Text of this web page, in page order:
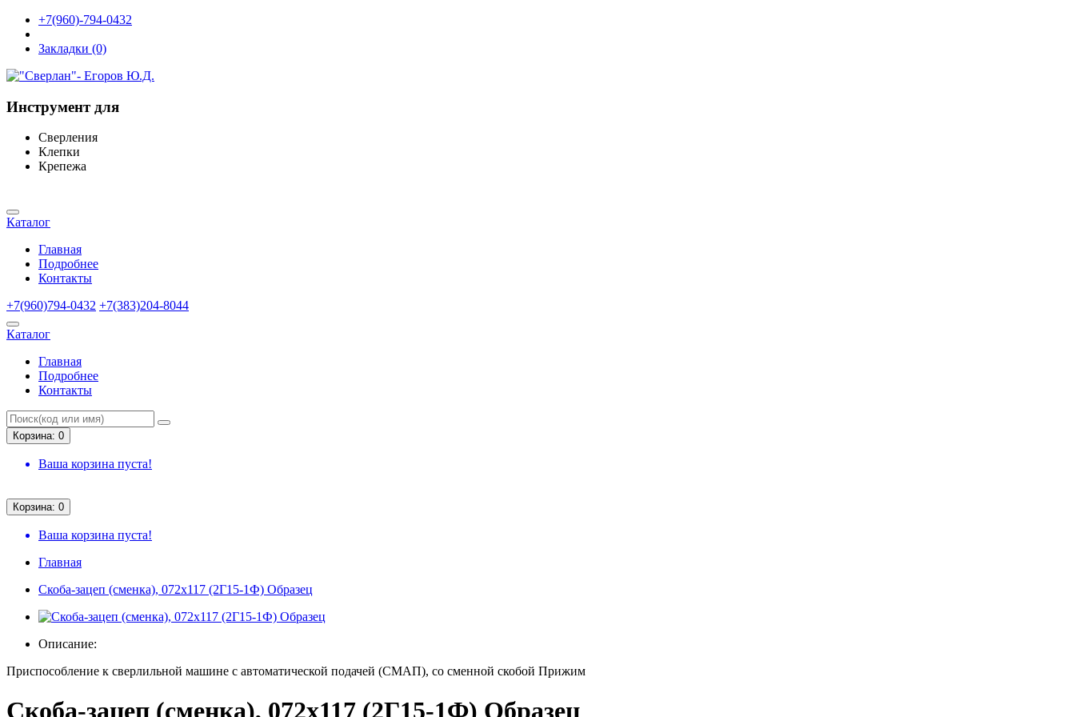
+7(960)-794-0432
Закладки (0)
Инструмент для
Сверления
Клепки
Крепежа
Каталог
Главная
Подробнее
Контакты
+7(960)794-0432 +7(383)204-8044
Каталог
Главная
Подробнее
Контакты
Корзина: 0
Ваша корзина пуста!
Корзина: 0
Ваша корзина пуста!
Главная
Скоба-зацеп (сменка), 072х117 (2Г15-1Ф) Образец
Описание:
Приспособление к сверлильной машине с автоматической подачей (СМАП), со сменной скобой Прижим
Скоба-зацеп (сменка), 072х117 (2Г15-1Ф) Образец